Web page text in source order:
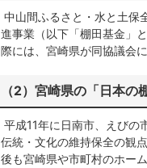
中山間ふるさと・水と土保
進事業（以下「棚田基金」
際には、宮崎県が同協議会
（2）宮崎県の「日本の
平成11年に日南市、えびの
伝統・文化の維持保全の観
後も宮崎県や市町村のホー